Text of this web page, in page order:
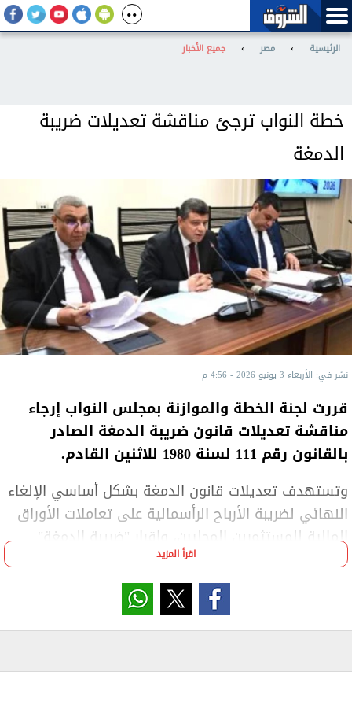
الرئيسية › مصر › جميع الأخبار
خطة النواب ترجئ مناقشة تعديلات ضريبة
الدمغة
نشر في: الأربعاء 3 يونيو 2026 - 4:56 م
قررت لجنة الخطة والموازنة بمجلس النواب إرجاء
مناقشة تعديلات قانون ضريبة الدمغة الصادر
بالقانون رقم 111 لسنة 1980 للاثنين القادم.
وتستهدف تعديلات قانون الدمغة بشكل أساسي الإلغاء
النهائي لضريبة الأرباح الرأسمالية على تعاملات الأوراق
المالية للمستثمرين المحليين، وإقرار "ضريبة الدمغة"
كبديل دائم وثابت بنسبة 0.5 في الألف لكل طرف من
طرفي العملية البائع والمشتري.
وتبنى النظم الحديثة التي تحقق الكفاءة واليسر
اقرأ المزيد